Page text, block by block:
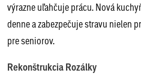
výrazne uľahčuje prácu. Nová
denne a zabezpečuje stravu nielen
pre seniorov.
Rekonštrukcia Rozálky